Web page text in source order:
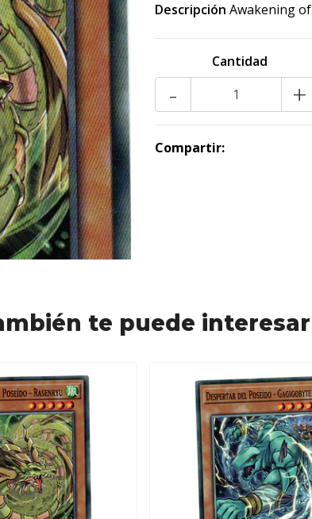
Descripción Awakening of
Cantidad
+
-
Compartir:
te puede interesar